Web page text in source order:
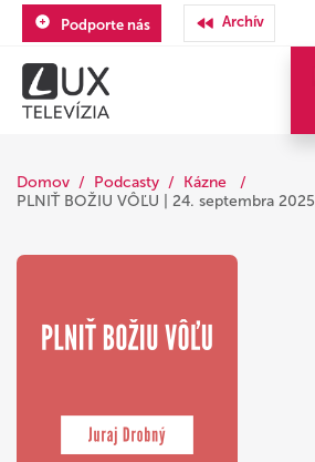
Podporte nás Archív
Domov Podcasty
Kázne
PLNIŤ BOŽIU VÔĽU | 24. septembra 2025